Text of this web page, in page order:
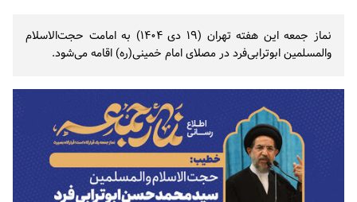
نماز جمعه این هفته تهران (۱۹ دی ۱۴۰۴) به امامت حجت‌الاسلام
والمسلمین ابوترابی‌فرد در مصلای امام خمینی(ره) اقامه می‌شود.